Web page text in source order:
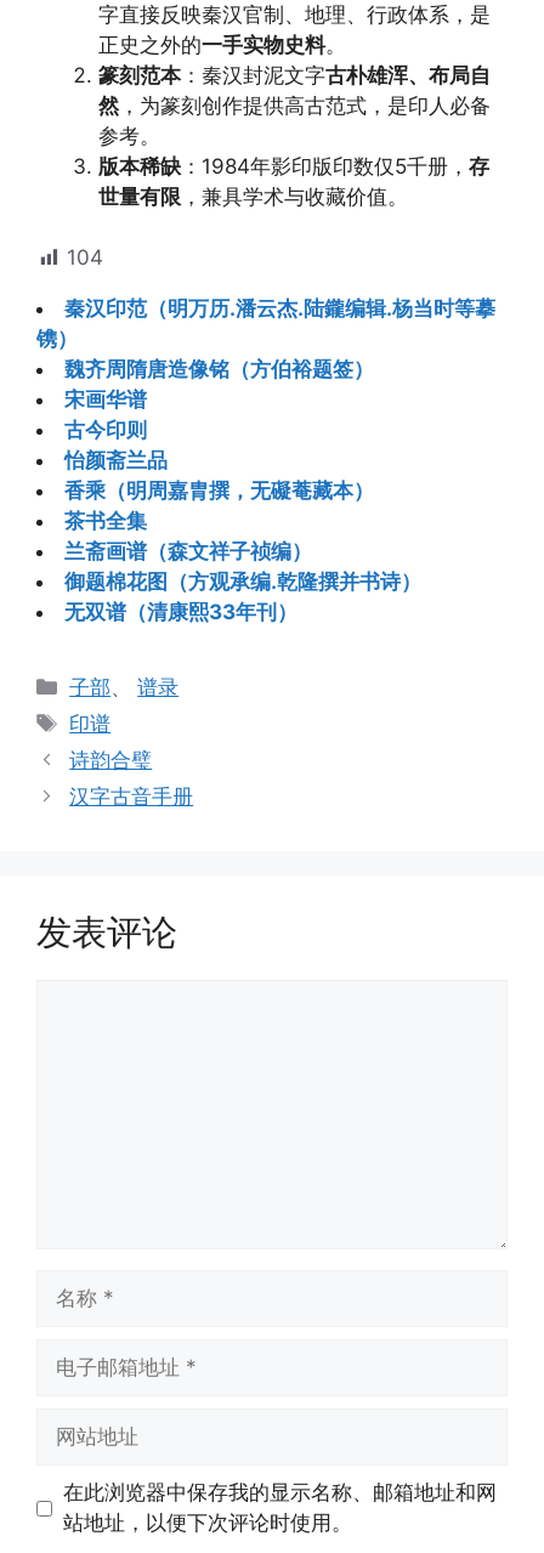
字直接反映秦汉官制、地理、行政体系，是
正史之外的一手实物史料。
篆刻范本：秦汉封泥文字古朴雄浑、布局自
然，为篆刻创作提供高古范式，是印人必备
参考。
版本稀缺 ：1984年影印版印数仅5千册， 存
世量有限 ，兼具学术与收藏价值。
104
秦汉印范（明万历.潘云杰.陆鑨编辑.杨当时等摹
镌）
魏齐周隋唐造像铭（方伯裕题签）
宋画华谱
古今印则
怡颜斋兰品
香乘（明周嘉胄撰，无礙菴藏本）
茶书全集
兰斋画谱（森文祥子祯编）
御题棉花图（方观承编.乾隆撰并书诗）
无双谱（清康熙33年刊）
分
类
子部、谱录
标
签
印谱
诗韵合璧
汉字古音手册
发表评论
址
址
在此浏览器中保存我的显示名称、邮箱地址和网
站地址，以便下次评论时使用。